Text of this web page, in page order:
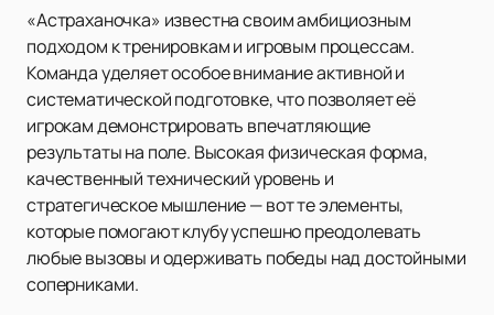
«Астраханочка» известна своим амбициозным
подходом к тренировкам и игровым процессам.
Команда уделяет особое внимание активной и
систематической подготовке, что позволяет её
игрокам демонстрировать впечатляющие
результаты на поле. Высокая физическая форма,
качественный технический уровень и
стратегическое мышление — вот те элементы,
которые помогают клубу успешно преодолевать
любые вызовы и одерживать победы над достойными
соперниками.